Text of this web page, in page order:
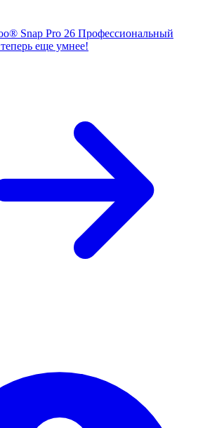
® Snap Pro 26 Профессиональный
еще умнее!